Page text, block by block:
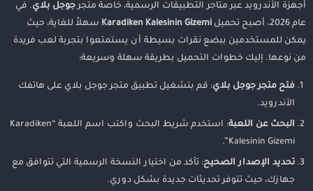
أجهزة الأندرويد عبر متاجر التطبيقات الرسمية، خاصة متجرجوجل بلاي. في
عام 2026، أصبح تحميل
Karadiken Kalesinin Gizemi سهلاً للغاية، حيث
يمكن للمستخدمين ببضع نقرات بسيطة أن يستمتعوا بتجربة لعب فريدة
من نوعها. إليك خطوات التحميل بطريقة سهلة وسريعة:
فتح متجر جوجل بلاي: قم بتشغيل تطبيق متجر جوجل بلاي على هاتفك
الأندرويد.
البحث عن اللعبة
: استخدم شريط البحث واكتب اسم اللعبة “Karadiken
Kalesinin Gizemi”.
تحديد الإصدار الصحيح: تأكد من اختيار النسخة الرسمية التي تتوافق مع
جهازك، حيث تتوفر تحديثات جديدة بشكل دوري.